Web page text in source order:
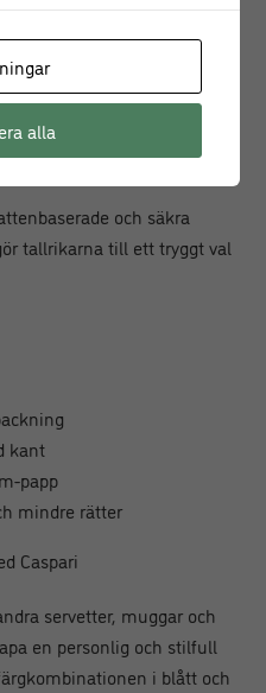
kraftig och slitstark papp
portioner. De är
och dessert utan att böjas
och säkra
tallrikarna till ett tryggt val
kant
papp
mindre rätter
Caspari
servetter, muggar och
en personlig och stilfull
i blått och
alla